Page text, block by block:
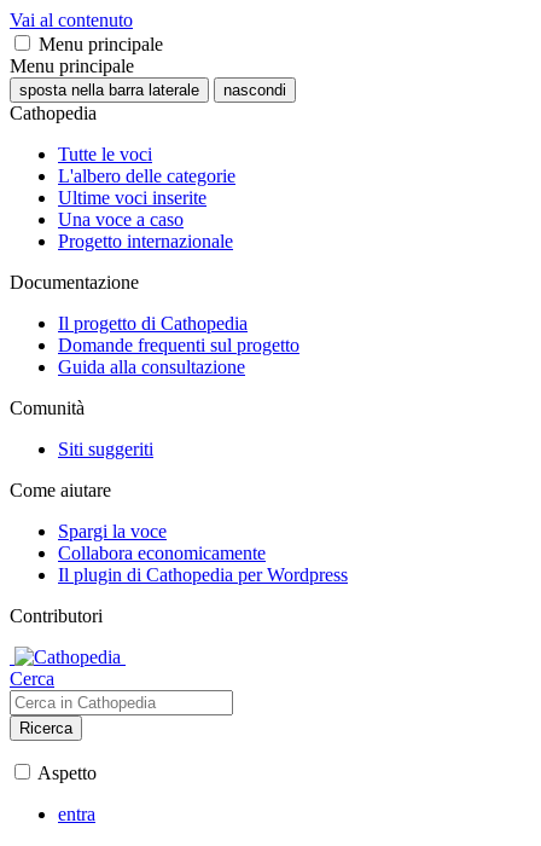
Vai al contenuto
Menu principale
Menu principale
sposta nella barra laterale nascondi
Cathopedia
Tutte le voci
L'albero delle categorie
Ultime voci inserite
Una voce a caso
Progetto internazionale
Documentazione
Il progetto di Cathopedia
Domande frequenti sul progetto
Guida alla consultazione
Comunità
Siti suggeriti
Come aiutare
Spargi la voce
Collabora economicamente
Il plugin di Cathopedia per Wordpress
Contributori
Cerca
Ricerca
Aspetto
entra